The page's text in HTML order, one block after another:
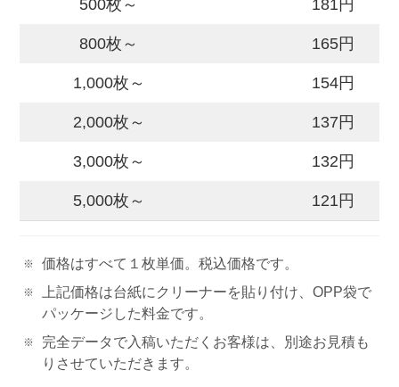
500枚～ 181円
800枚～ 165円
1,000枚～ 154円
2,000枚～ 137円
3,000枚～ 132円
5,000枚～ 121円
価格はすべて１枚単価。税込価格です。
上記価格は台紙にクリーナーを貼り付け、OPP袋で
パッケージした料金です。
完全データで入稿いただくお客様は、別途お見積も
りさせていただきます。